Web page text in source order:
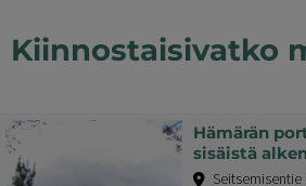
Kiinnostaisivatko
Hämärän
sisäistä